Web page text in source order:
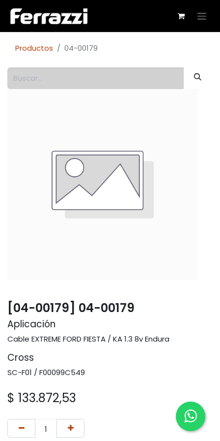
Productos 04-00179
[04-00179] 04-00179
Aplicación
Cable EXTREME FORD FIESTA / KA 1.3 8v Endura
Cross
SC-F01 / F00099C549
$ 133.872,53